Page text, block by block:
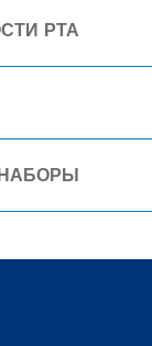
РТА